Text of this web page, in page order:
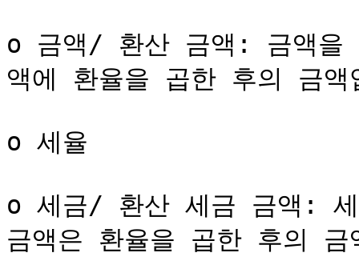
o 금액/ 환산 금액: 금액을
액에 환율을 곱한 후의 금액
o 세율
o 세금/ 환산 세금 금액:
금액은 환율을 곱한 후의 금